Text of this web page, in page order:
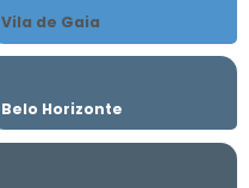
Vila de Gaia
Belo Horizonte